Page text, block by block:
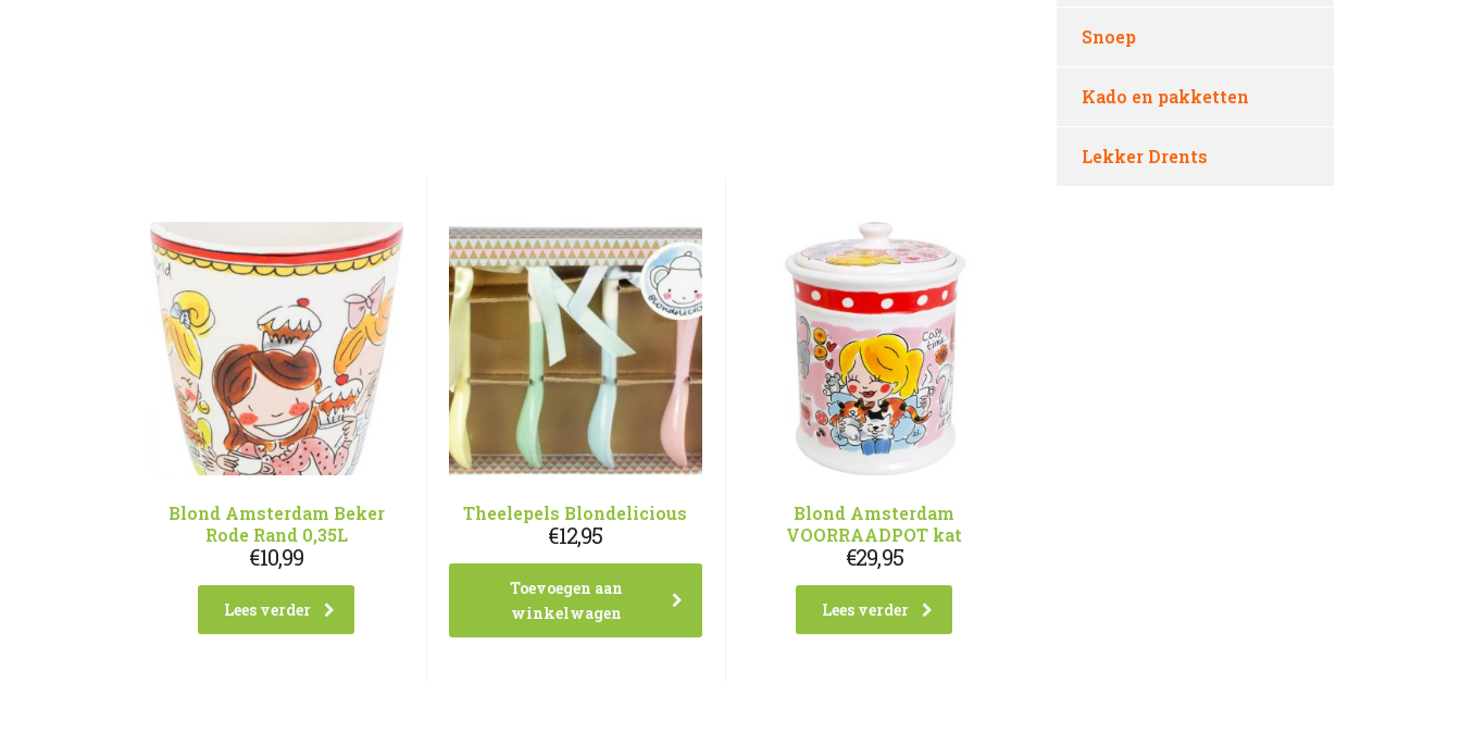
Blond Amsterdam Beker
Rode Rand 0,35L
€10,99
Lees verder
Theelepels Blondelicious
€12,95
Toevoegen aan
winkelwagen
Blond Amsterdam
VOORRAADPOT kat
€29,95
Lees verder
Snoep
Kado en pakketten
Lekker Drents